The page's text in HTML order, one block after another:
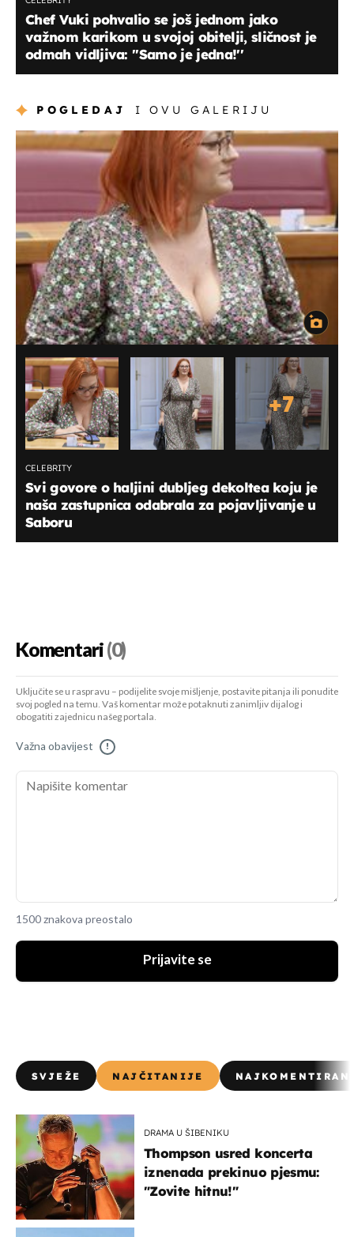
Chef Vuki pohvalio se još jednom jako
važnom karikom u svojoj obitelji, sličnost je
odmah vidljiva: ''Samo je jedna!''
POGLEDAJ I OVU GALERIJU
+7
CELEBRITY
Svi govore o haljini dubljeg dekoltea koju je
naša zastupnica odabrala za pojavljivanje u
Saboru
Komentari(0)
Uključite se u raspravu – podijelite svoje mišljenje, postavite pitanja ili ponudite
svoj pogled na temu. Vaš komentar može potaknuti zanimljiv dijalog i
obogatiti zajednicu našeg portala.
Važna obavijest !
1500 znakova preostalo
Prijavite se
SVJEŽE NAJČITANIJE
DRAMA U ŠIBENIKU
Thompson usred koncerta
iznenada prekinuo pjesmu:
"Zovite hitnu!"